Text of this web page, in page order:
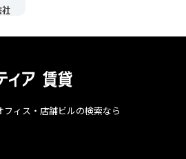
フィス・店舗ビルの検索なら